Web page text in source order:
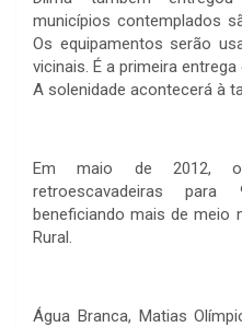
municípios contemplados
Os equipamentos serão
vicinais. É a primeira
A solenidade acontecerá à
Em maio de 2012, o
retroescavadeiras
beneficiando mais de meio
Rural.
Água Branca, Matias